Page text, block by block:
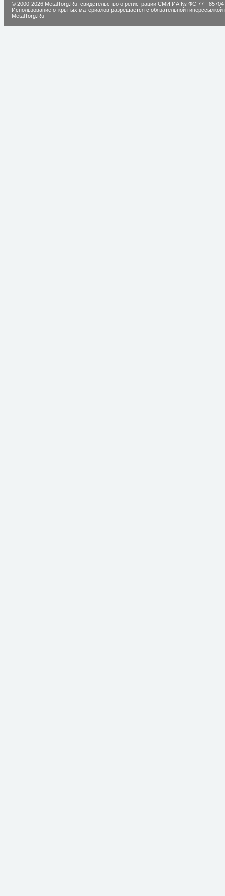
© 2000-2026 MetalTorg.Ru, cвидетельство о регистрации СМИ ИА № ФС 77 - 85704
Использование открытых материалов разрешается с обязательной гиперссылкой
MetalTorg.Ru